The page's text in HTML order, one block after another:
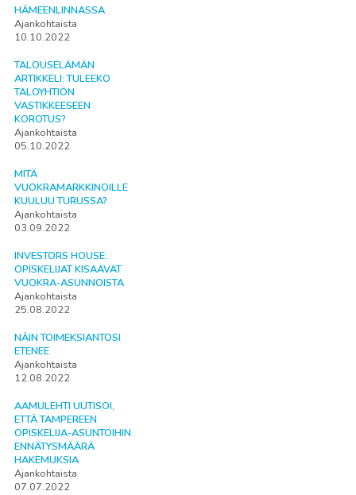
HÄMEENLINNASSA
Ajankohtaista
10.10.2022
TALOUSELÄMÄN
ARTIKKELI: TULEEKO
TALOYHTIÖN
VASTIKKEESEEN
KOROTUS?
Ajankohtaista
05.10.2022
MITÄ
VUOKRAMARKKINOILLE
KUULUU TURUSSA?
Ajankohtaista
03.09.2022
INVESTORS HOUSE:
OPISKELIJAT KISAAVAT
VUOKRA-ASUNNOISTA
Ajankohtaista
25.08.2022
NÄIN TOIMEKSIANTOSI
ETENEE
Ajankohtaista
12.08.2022
AAMULEHTI UUTISOI,
ETTÄ TAMPEREEN
OPISKELIJA-ASUNTOIHIN
ENNÄTYSMÄÄRÄ
HAKEMUKSIA
Ajankohtaista
07.07.2022